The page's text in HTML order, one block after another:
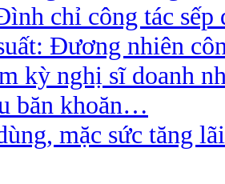
chỉ công tác sếp
Đương nhiên
kỳ nghị sĩ doanh
băn khoăn…
mặc sức tăng